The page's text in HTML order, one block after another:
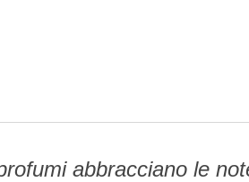
abbracciano le